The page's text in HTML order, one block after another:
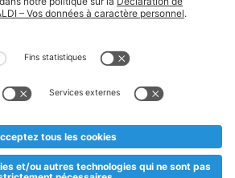
et mentions légales
ass. Mir soen Iech Merci fir Äert
sollte sinn. De VALORLUX-Präis an
vun der männlecher Form eng
Sënn an huet keng diskriminéierend